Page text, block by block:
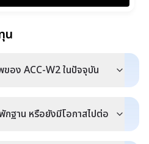
น
ของ ACC-W2 ในปัจจุบัน
กฐาน หรือยังมีโอกาสไปต่อ